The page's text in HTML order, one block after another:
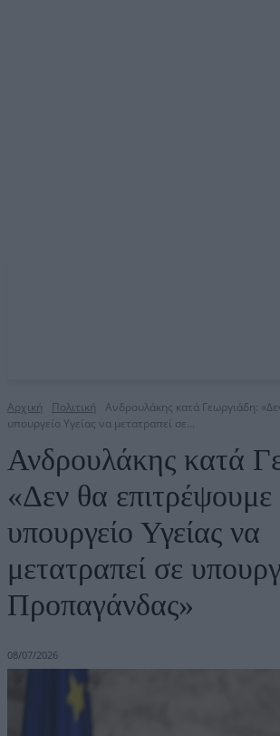
Αρχική Πολιτική
Ανδρουλάκης κατά Γεωργιάδη:
υπουργείο Υγείας να μετατραπεί σε...
Ανδρουλάκης κατά
«Δεν θα επιτρέψουμε
υπουργείο Υγείας να
μετατραπεί σε
Προπαγάνδας»
08/07/2026